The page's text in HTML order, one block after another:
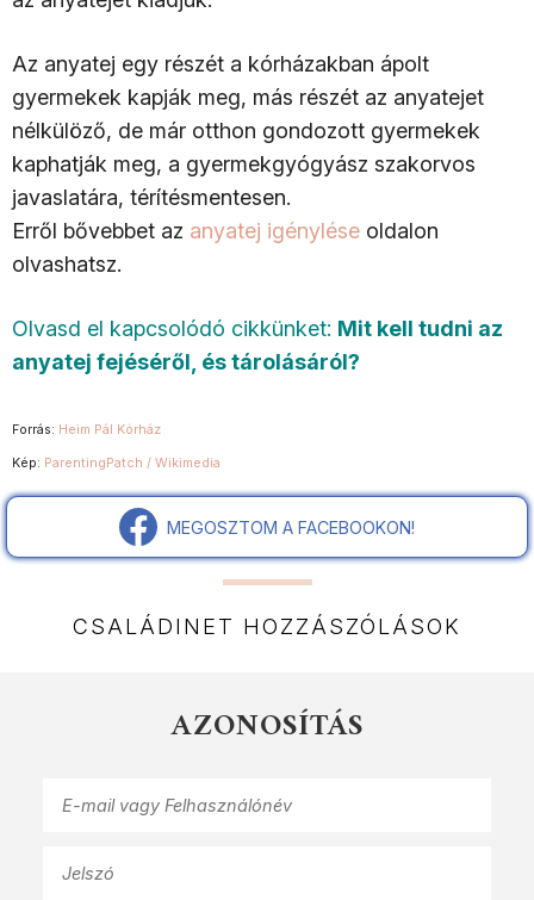
Az anyatej egy részét a kórházakban ápolt
gyermekek kapják meg, más részét az anyatejet
nélkülöző, de már otthon gondozott gyermekek
kaphatják meg, a gyermekgyógyász szakorvos
javaslatára, térítésmentesen.
Erről bővebbet az anyatej igénylése oldalon
olvashatsz.
Olvasd el kapcsolódó cikkünket: Mit kell tudni az
anyatej fejéséről, és tárolásáról?
Forrás: Heim Pál Kórház
Kép: ParentingPatch / Wikimedia
MEGOSZTOM A FACEBOOKON!
CSALÁDINET HOZZÁSZÓLÁSOK
AZONOSÍTÁS